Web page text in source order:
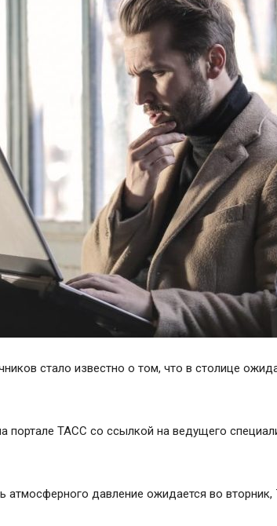
стало известно о том, что в столице
портале ТАСС со ссылкой на ведущего
атмосферного давление ожидается во вторник,